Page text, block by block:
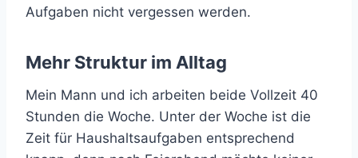
Aufgaben nicht vergessen werden.
Mehr Struktur im Alltag
Mein Mann und ich arbeiten beide Vollzeit 40
Stunden die Woche. Unter der Woche ist die
Zeit für Haushaltsaufgaben entsprechend